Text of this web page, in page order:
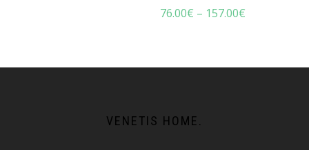
76.00€ – 157.00€
VENETIS HOME.